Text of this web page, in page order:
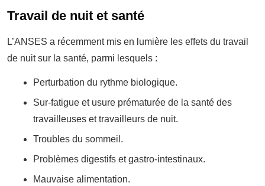
Travail de nuit et santé
L’ANSES a récemment mis en lumière les effets du travail
de nuit sur la santé, parmi lesquels :
Perturbation du rythme biologique.
Sur-fatigue et usure prématurée de la santé des
travailleuses et travailleurs de nuit.
Troubles du sommeil.
Problèmes digestifs et gastro-intestinaux.
Mauvaise alimentation.